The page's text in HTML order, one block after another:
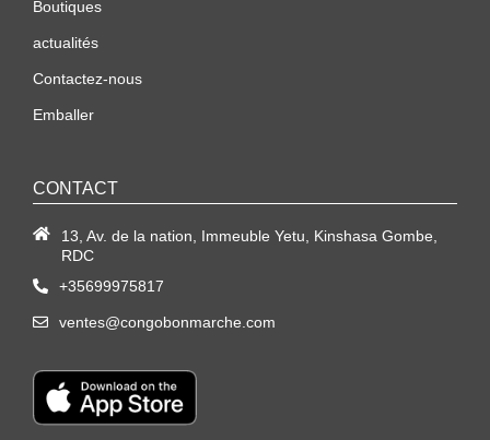
Boutiques
actualités
Contactez-nous
Emballer
CONTACT
13, Av. de la nation, Immeuble Yetu, Kinshasa Gombe,
RDC
+35699975817
ventes@congobonmarche.com